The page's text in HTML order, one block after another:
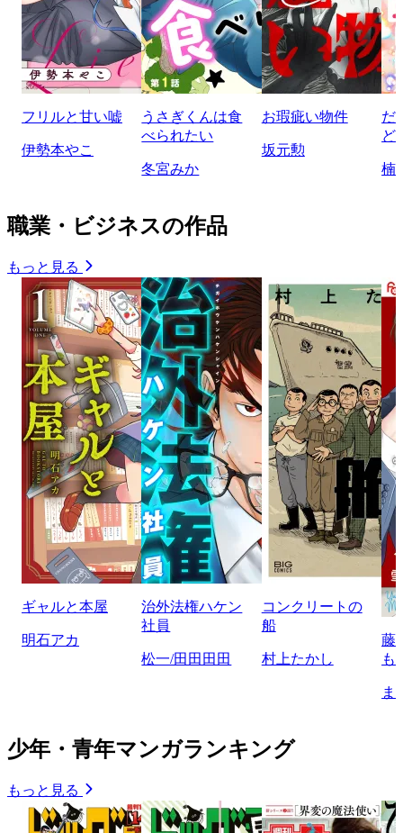
フリルと甘い嘘
伊勢本やこ
うさぎくんは食
べられたい
冬宮みか
お瑕疵い物件
坂元勲
だ
ど
楠
職業・ビジネスの作品
もっと見る
ギャルと本屋
明石アカ
治外法権ハケン
社員
松一/田田田田
コンクリートの
船
村上たかし
藤
も
ま
少年・青年マンガランキング
もっと見る